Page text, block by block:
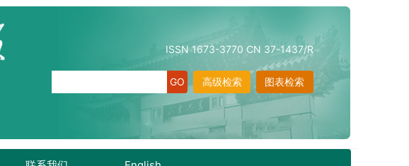
ISSN 1673-3770 CN 37-1437/R
图表检索
高级检索